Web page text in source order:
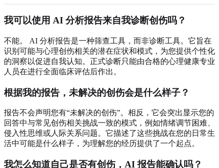
我可以使用 AI 分析报告来自我诊断创伤吗？
不能。 AI 分析报告是一种筛查工具，而非诊断工具。它旨在
识别可能与心理创伤相关的潜在症状和模式，为您提供个性化
的洞察以促进自我认知。正式诊断只能由合格的心理健康专业
人员在进行全面临床评估后作出。
根据我的报告，未解决的创伤会是什么样子？
报告不会声明您有“未解决的创伤”。相反，它会突出显示您的
回答中与常见创伤相关挑战一致的模式，例如情绪调节困难、
侵入性思维或人际关系问题。它描述了这些挑战在您的日常生
活中可能是什么样子，为理解您的经历提供了一个起点。
我怎么知道自己是否有创伤，AI 报告能确认吗？